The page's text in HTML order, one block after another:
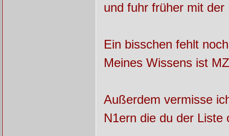
und fuhr früher mit
Ein bisschen fehlt
Meines Wissens ist
Außerdem vermisse
N1ern die du der